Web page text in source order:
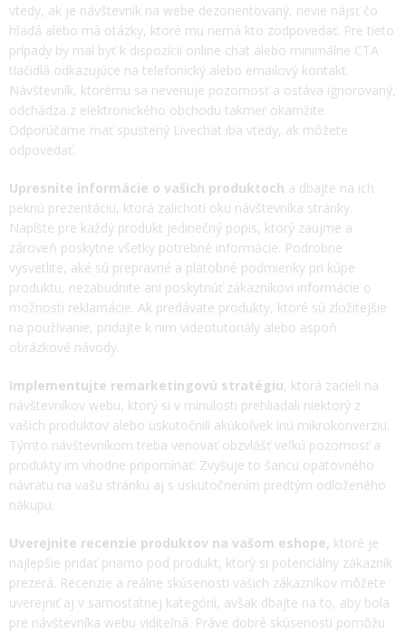
vtedy, ak je návštevník na webe dezorientovaný, nevie nájsť čo
hľadá alebo má otázky, ktoré mu nemá kto zodpovedať. Pre tieto
prípady by mal byť k dispozícii online chat alebo minimálne CTA
tlačidlá odkazujúce na telefonický alebo emailový kontakt.
Návštevník, ktorému sa nevenuje pozornosť a ostáva ignorovaný,
odchádza z elektronického obchodu takmer okamžite.
Odporúčame mať spustený Livechat iba vtedy, ak môžete
odpovedať.
Upresnite informácie o vašich produktoch a dbajte na ich
peknú prezentáciu, ktorá zalichotí oku návštevníka stránky.
Napíšte pre každý produkt jedinečný popis, ktorý zaujme a
zároveň poskytne všetky potrebné informácie. Podrobne
vysvetlite, aké sú prepravné a platobné podmienky pri kúpe
produktu, nezabudnite ani poskytnúť zákazníkovi informácie o
možnosti reklamácie. Ak predávate produkty, ktoré sú zložitejšie
na používanie, pridajte k nim videotutoriály alebo aspoň
obrázkové návody.
Implementujte remarketingovú stratégiu, ktorá zacieli na
návštevníkov webu, ktorý si v minulosti prehliadali niektorý z
vašich produktov alebo uskutočnili akúkoľvek inú mikrokonverziu.
Týmto návštevníkom treba venovať obzvlášť veľkú pozornosť a
produkty im vhodne pripomínať. Zvyšuje to šancu opätovného
návratu na vašu stránku aj s uskutočnením predtým odloženého
nákupu.
Uverejnite recenzie produktov na vašom eshope, ktoré je
najlepšie pridať priamo pod produkt, ktorý si potenciálny zákazník
prezerá. Recenzie a reálne skúsenosti vašich zákazníkov môžete
uverejniť aj v samostatnej kategórií, avšak dbajte na to, aby bola
pre návštevníka webu viditeľná. Práve dobré skúsenosti pomôžu